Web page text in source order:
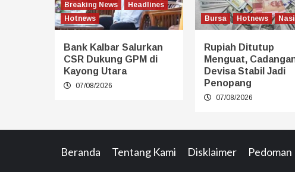
Breaking News
Headlines
Hotnews
Bank Kalbar Salurkan
CSR Dukung GPM di
Kayong Utara
07/08/2026
Bursa Hotnews
Rupiah Ditutup
Menguat,
Devisa Stabil Jadi
Penopang
07/08/2026
Beranda Tentang Kami Disklaimer